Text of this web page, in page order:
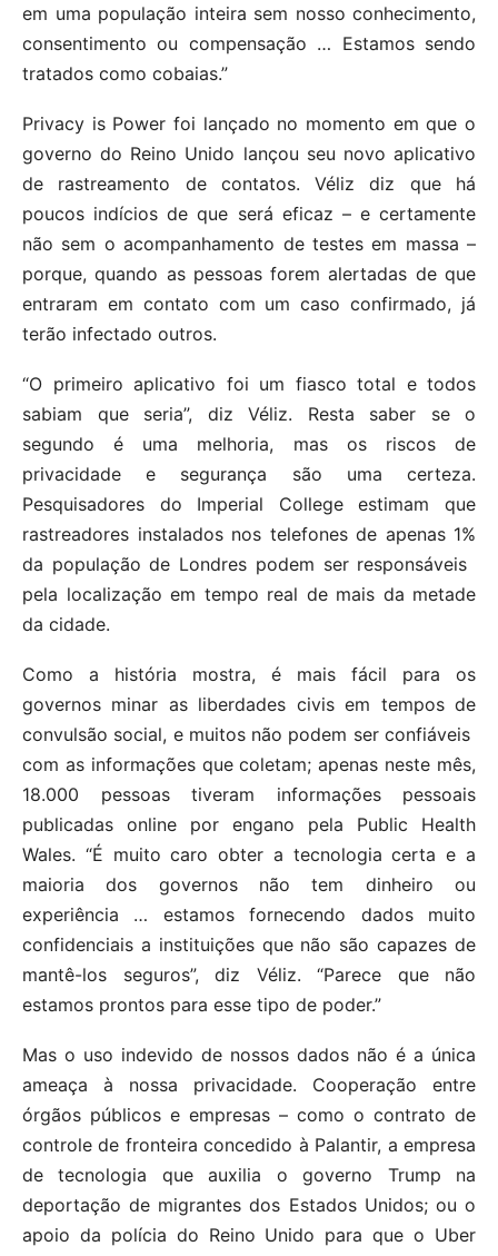
em uma população inteira sem nosso conhecimento,
consentimento ou compensação … Estamos sendo
tratados como cobaias.”
Privacy is Power foi lançado no momento em que o
governo do Reino Unido lançou seu novo aplicativo
de rastreamento de contatos. Véliz diz que há
poucos indícios de que será eficaz – e certamente
não sem o acompanhamento de testes em massa –
porque, quando as pessoas forem alertadas de que
entraram em contato com um caso confirmado, já
terão infectado outros.
“O primeiro aplicativo foi um fiasco total e todos
sabiam que seria”, diz Véliz. Resta saber se o
segundo é uma melhoria, mas os riscos de
privacidade e segurança são uma certeza.
Pesquisadores do Imperial College estimam que
rastreadores instalados nos telefones de apenas 1%
da população de Londres podem ser responsáveis ​​
pela localização em tempo real de mais da metade
da cidade.
Como a história mostra, é mais fácil para os
governos minar as liberdades civis em tempos de
convulsão social, e muitos não podem ser confiáveis ​​
com as informações que coletam; apenas neste mês,
18.000 pessoas tiveram informações pessoais
publicadas online por engano pela Public Health
Wales. “É muito caro obter a tecnologia certa e a
maioria dos governos não tem dinheiro ou
experiência … estamos fornecendo dados muito
confidenciais a instituições que não são capazes de
mantê-los seguros”, diz Véliz. “Parece que não
estamos prontos para esse tipo de poder.”
Mas o uso indevido de nossos dados não é a única
ameaça à nossa privacidade. Cooperação entre
órgãos públicos e empresas – como o contrato de
controle de fronteira concedido à Palantir, a empresa
de tecnologia que auxilia o governo Trump na
deportação de migrantes dos Estados Unidos; ou o
apoio da polícia do Reino Unido para que o Uber